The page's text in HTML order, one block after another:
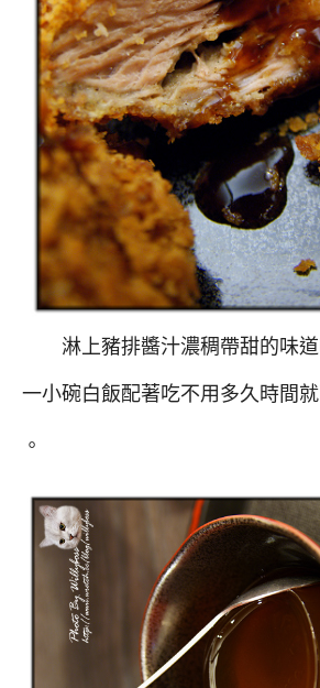
淋上豬排醬汁濃稠帶甜的味道
一小碗白飯配著吃不用多久時間
。